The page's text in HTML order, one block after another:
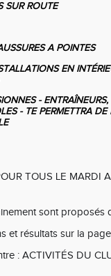
SUR ROUTE
A POINTES
EN
- ENTRAÎNEURS,
- TE PERMETTRA
TOUS LE MARDI
sont proposés
et résultats sur la page
: ACTIVITÉS DU